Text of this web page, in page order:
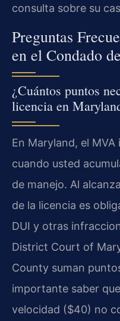
consulta sobre su
Preguntas
en el Condado
¿Cuántos puntos
licencia en
En Maryland, el MVA
cuando usted
de manejo. Al
de la licencia es
DUI y otras
District Court of
County suman
importante saber
velocidad ($40) no